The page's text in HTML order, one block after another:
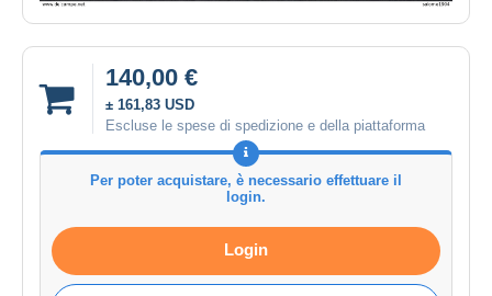
140,00 €
± 161,83 USD
Escluse le spese di spedizione e della piattaforma
Per poter acquistare, è necessario effettuare il
login.
Login